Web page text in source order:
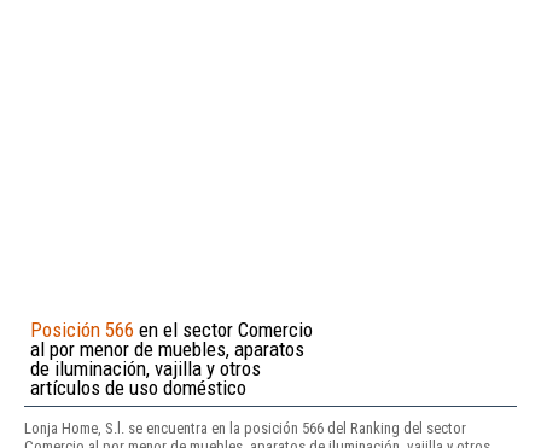
Posición 566 en el sector Comercio
al por menor de muebles, aparatos
de iluminación, vajilla y otros
artículos de uso doméstico
Lonja Home, S.l. se encuentra en la posición 566 del Ranking del sector